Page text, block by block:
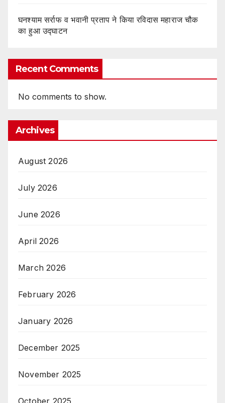
घनश्याम सर्राफ व भवानी प्रताप ने किया रविदास महाराज चौक
का हुआ उद्घाटन
Recent Comments
No comments to show.
Archives
August 2026
July 2026
June 2026
April 2026
March 2026
February 2026
January 2026
December 2025
November 2025
October 2025